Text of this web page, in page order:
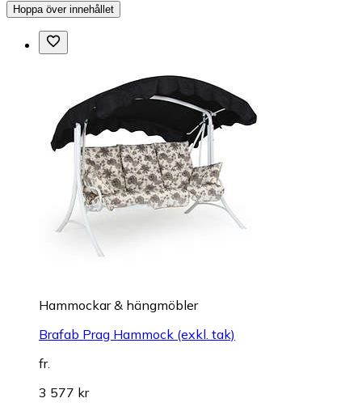
Hoppa över innehållet
Hammockar & hängmöbler
Brafab Prag Hammock (exkl. tak)
fr.
3 577 kr